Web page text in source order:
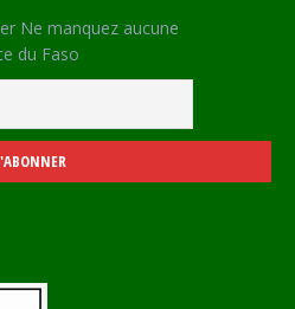
Ne manquez aucune
du Faso